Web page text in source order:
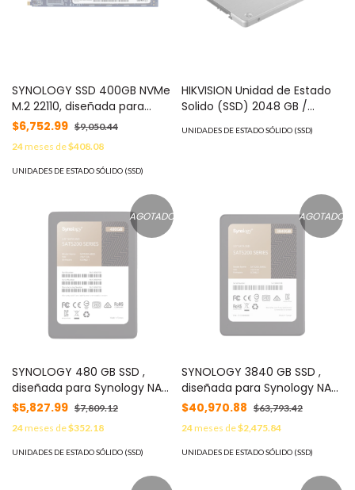
SYNOLOGY SSD 400GB NVMe
M.2 22110, diseñada para
Synology NAS con ranuras
M.2 integradas MOD:
SNV3500400G
$6,752.99 $9,050.44
24meses de$408.08
UNIDADES DE ESTADO SÓLIDO (SSD)
HIKVISION Unidad de Estado
Solido (SSD) 2048 GB /
Especializado para
Videovigilancia / 2.5" / Alto
UNIDADES DE ESTADO SÓLIDO (SSD)
AGOTADO
SYNOLOGY 480 GB SSD ,
diseñada para Synology NAS
MOD: SAT5200480G
$5,827.99 $7,809.12
24meses de$352.18
UNIDADES DE ESTADO SÓLIDO (SSD)
AGOTADO
SYNOLOGY 3840 GB SSD ,
diseñada para Synology NAS
MOD: SAT52003840G
$40,970.88 $63,793.42
24meses de$2,475.84
UNIDADES DE ESTADO SÓLIDO (SSD)